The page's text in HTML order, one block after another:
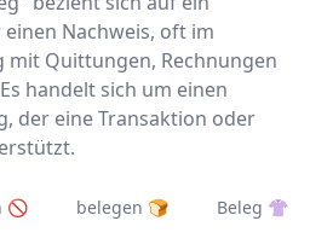
Nachweis, oft im
mit Quittungen, Rechnungen
handelt sich um einen
der eine Transaktion oder
🚫 belegen 🍞 Beleg 👚